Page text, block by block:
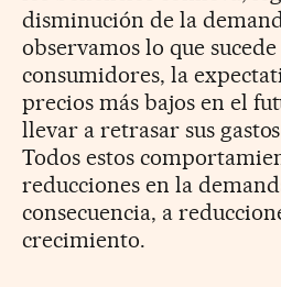
disminución de la
observamos lo que
consumidores, la
precios más bajos en el
llevar a retrasar sus
Todos estos
reducciones en la
consecuencia, a
crecimiento.